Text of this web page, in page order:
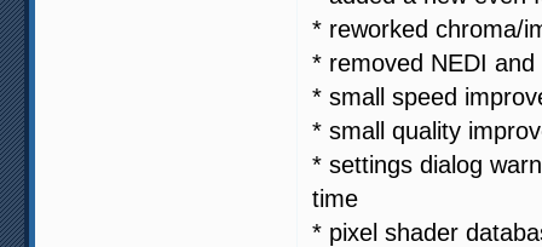
* reworked chroma/
* removed NEDI
* small speed
* small quality
* settings dialog
time
* pixel shader